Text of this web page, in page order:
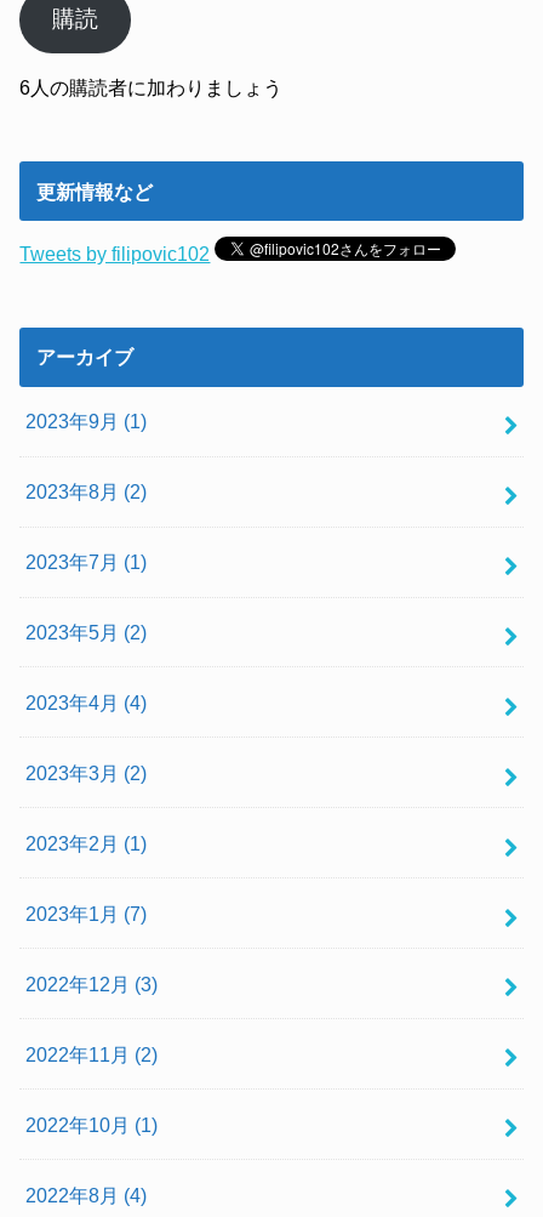
ア
ド
ス
購読
6人の購読者に加わりましょう
更新情報など
Tweets by filipovic102
アーカイブ
2023年9月 (1)
2023年8月 (2)
2023年7月 (1)
2023年5月 (2)
2023年4月 (4)
2023年3月 (2)
2023年2月 (1)
2023年1月 (7)
2022年12月 (3)
2022年11月 (2)
2022年10月 (1)
2022年8月 (4)